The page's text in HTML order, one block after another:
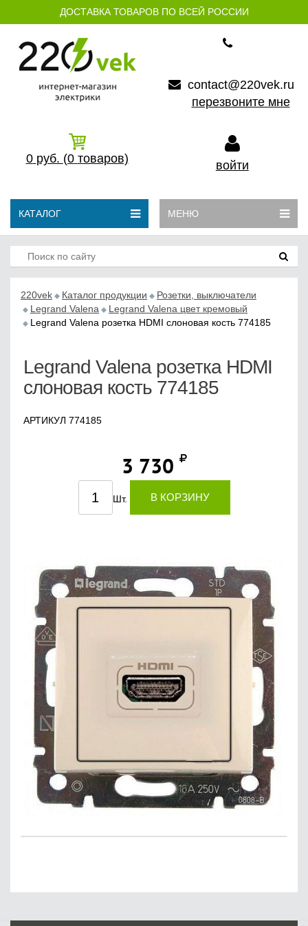
ДОСТАВКА ТОВАРОВ ПО ВСЕЙ РОССИИ
contact@220vek.ru
перезвоните мне
0 руб. (0 товаров) войти
КАТАЛОГ МЕНЮ
220vek Каталог продукции
Розетки, выключатели
Legrand Valena
Legrand Valena цвет кремовый
Legrand Valena розетка HDMI слоновая кость 774185
Legrand Valena розетка HDMI
слоновая кость 774185
АРТИКУЛ 774185
3 730
Шт. В КОРЗИНУ